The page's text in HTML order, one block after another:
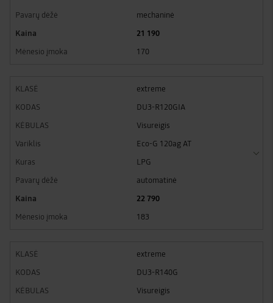
mechaninė
21 190
170
extreme
DU3-R120GIA
Visureigis
Eco-G 120ag AT
LPG
automatinė
22 790
183
extreme
DU3-R140G
Visureigis